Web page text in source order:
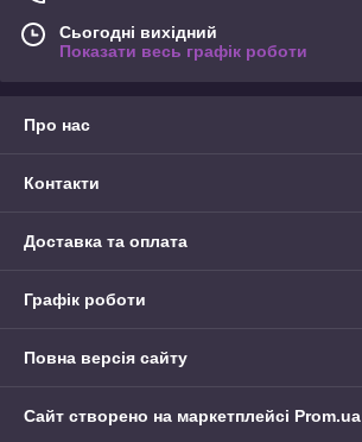
Сьогодні вихідний
Показати весь графік роботи
Про нас
Контакти
Доставка та оплата
Графік роботи
Повна версія сайту
Сайт створено на маркетплейсі Prom.ua